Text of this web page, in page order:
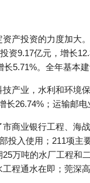
产投资的力度加大
资9.17亿元，增长
5.71%。全年基本
产业，水利和环境
26.74%；运输邮电
商业银行工程、海
投入使用；211项
万吨的水厂工程和
程通水在即；莞深